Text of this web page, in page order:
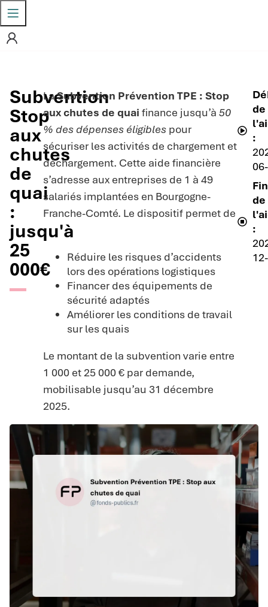
Subvention
Stop
aux
chutes
de
quai
:
jusqu'à
25
000€
LaSubvention Prévention TPE : Stop
aux chutes de quai finance jusqu’à 50
% des dépenses éligibles pour
sécuriser les activités de chargement et
déchargement. Cette aide financière
s’adresse aux entreprises de 1 à 49
salariés implantées en Bourgogne-
Franche-Comté. Le dispositif permet de
:
Réduire les risques d’accidents
lors des opérations logistiques
Financer des équipements de
sécurité adaptés
Améliorer les conditions de travail
sur les quais
Le montant de la subvention varie entre
1 000 et 25 000 € par demande,
mobilisable jusqu’au 31 décembre
2025.
de
:
Fin
de
: